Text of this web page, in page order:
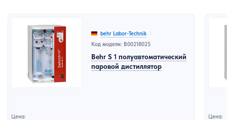
behr Labor-Technik
Код модели: B00218025
Behr S 1 полуавтоматический
паровой дистиллятор
Цена: Цена: